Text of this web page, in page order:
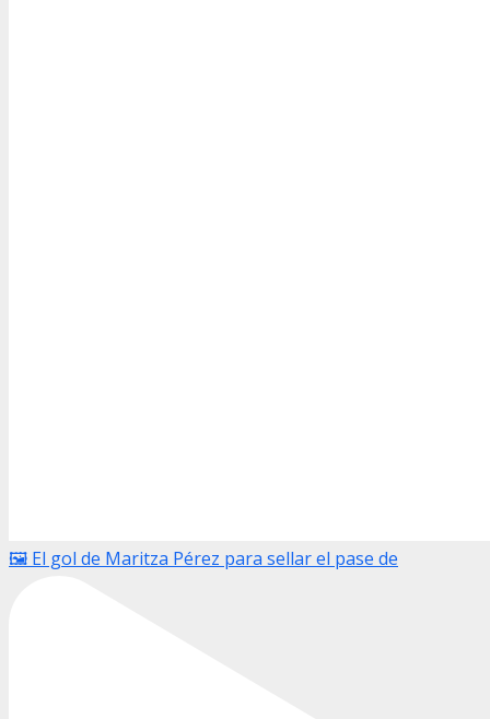
🖼️ El gol de Maritza Pérez para sellar el pase de